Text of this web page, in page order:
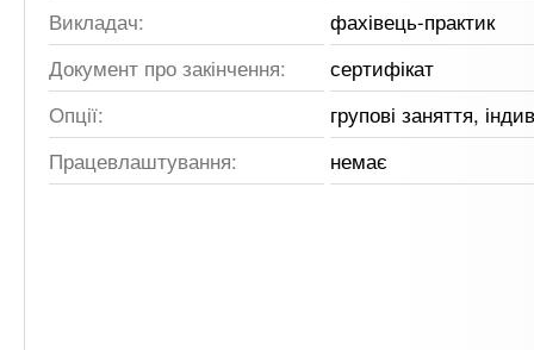
Викладач:
фахівець-практик
Документ про закінчення:
сертифікат
Опції:
групові заняття,
Працевлаштування:
немає